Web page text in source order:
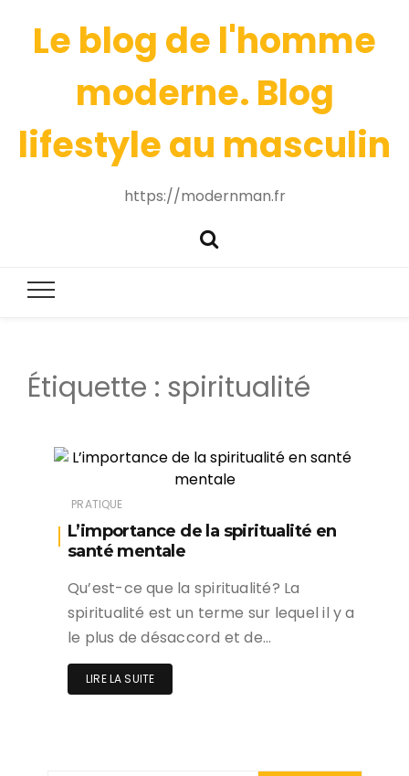
Le blog de l'homme
moderne. Blog
lifestyle au masculin
https://modernman.fr
Étiquette : spiritualité
PRATIQUE
L’importance de la spiritualité en
santé mentale
Qu’est-ce que la spiritualité? La
spiritualité est un terme sur lequel il y a
le plus de désaccord et de…
LIRE LA SUITE